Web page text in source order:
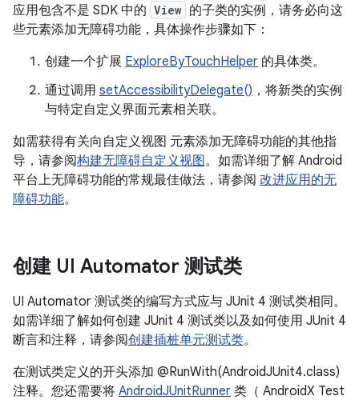
应用包含不是 SDK 中的 View 的子类的实例，请务必向这
些元素添加无障碍功能，具体操作步骤如下：
创建一个扩展 ExploreByTouchHelper 的具体类。
通过调用 setAccessibilityDelegate() ，将新类的实例
与特定自定义界面元素相关联。
如需获得有关向自定义视图 元素添加无障碍功能的其他指
导，请参阅构建无障碍自定义视图。如需详细了解 Android
平台上无障碍功能的常规最佳做法，请参阅 改进应用的无
障碍功能。
创建 UI Automator 测试类
UI Automator 测试类的编写方式应与 JUnit 4 测试类相同。
如需详细了解如何创建 JUnit 4 测试类以及如何使用 JUnit 4
断言和注释，请参阅创建插桩单元测试类。
在测试类定义的开头添加 @RunWith(AndroidJUnit4.class)
注释。您还需要将 AndroidJUnitRunner 类（ AndroidX Test